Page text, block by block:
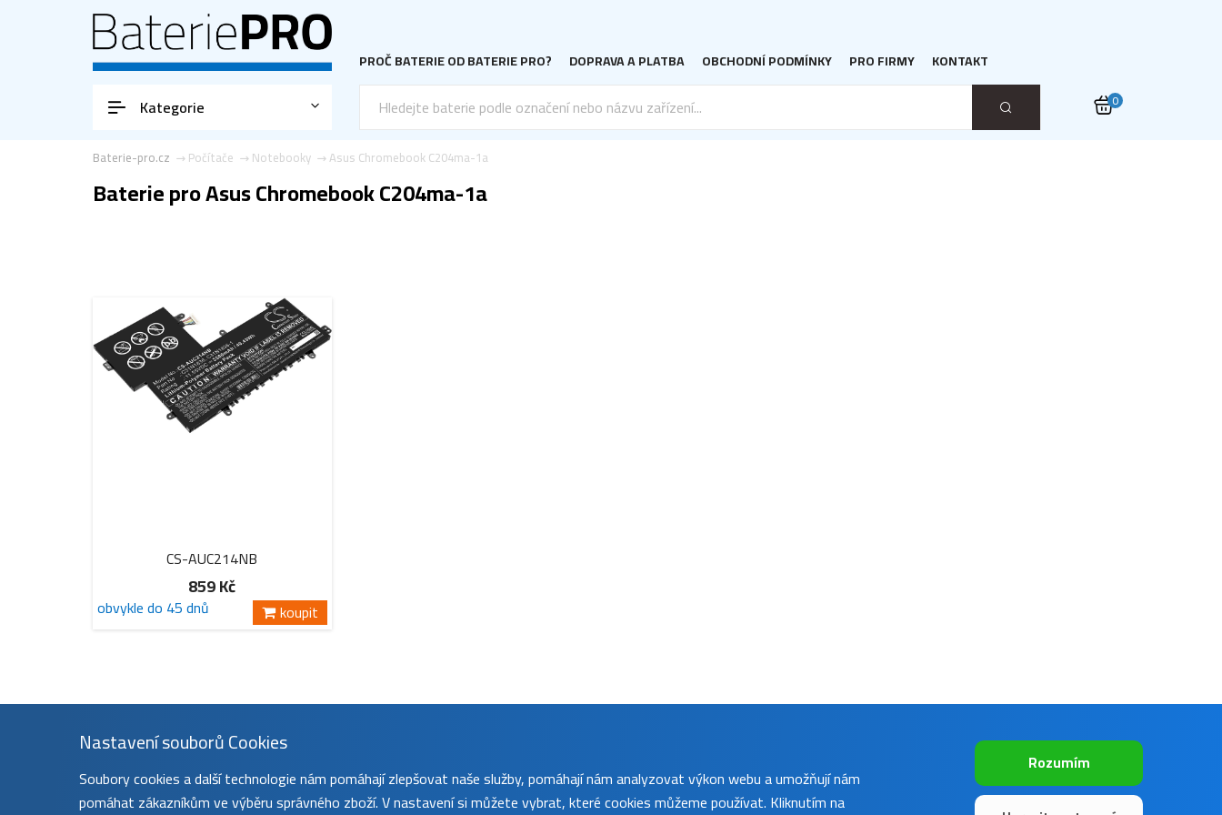
PROČ BATERIE OD BATERIE PRO? DOPRAVA A PLATBA OBCHODNÍ PODMÍNKY PRO FIRMY KONTAKT
Kategorie 0
Asus Chromebook C204ma-1a
Notebooky
Počítače
Baterie-pro.cz
Baterie pro Asus Chromebook C204ma-1a
CS-AUC214NB
859 Kč
obvykle do 45 dnů koupit
Nastavení souborů Cookies
Soubory cookies a další technologie nám pomáhají zlepšovat naše služby, pomáhají nám analyzovat výkon webu a umožňují nám
pomáhat zákazníkům ve výběru správného zboží. V nastavení si můžete vybrat, které cookies můžeme používat. Kliknutím na
Rozumím